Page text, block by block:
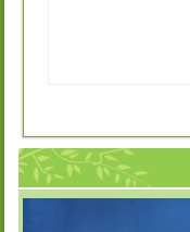
رجوع
و اصول بازیافت با
خرید حجم بسیار
ورامین و با هدف
مدیریت پسماند و